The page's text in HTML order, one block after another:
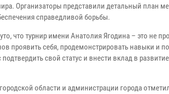
Организаторы представили детальный план
справедливой борьбы.
что турнир имени Анатолия Ягодина – это не
проявить себя, продемонстрировать навыки и
свой статус и внести вклад в развитие
области и администрации города